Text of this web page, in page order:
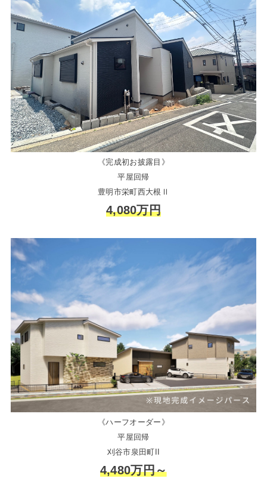
《完成初お披露目》
平屋回帰
豊明市栄町西大根Ⅱ
4,080万円
《ハーフオーダー》
平屋回帰
刈谷市泉田町II
4,480万円～